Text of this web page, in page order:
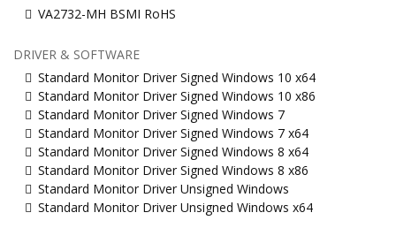
VA2732-MH BSMI RoHS
DRIVER & SOFTWARE
Standard Monitor Driver Signed Windows 10 x64
Standard Monitor Driver Signed Windows 10 x86
Standard Monitor Driver Signed Windows 7
Standard Monitor Driver Signed Windows 7 x64
Standard Monitor Driver Signed Windows 8 x64
Standard Monitor Driver Signed Windows 8 x86
Standard Monitor Driver Unsigned Windows
Standard Monitor Driver Unsigned Windows x64